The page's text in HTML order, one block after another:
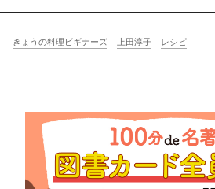
NHKブックス
その他
きょうの料理ビギナーズ 上田淳子 レシピ